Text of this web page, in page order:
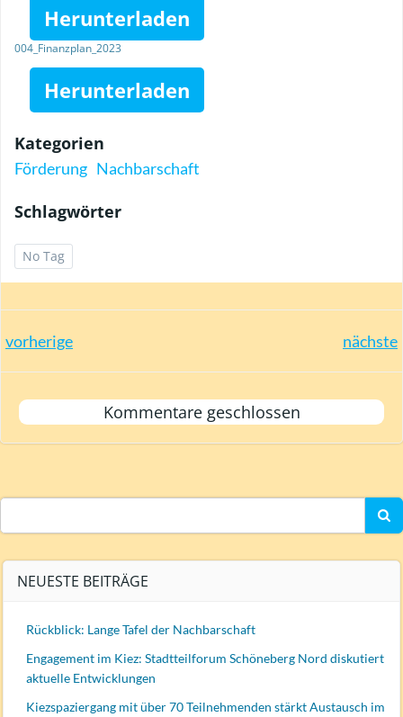
Herunterladen
004_Finanzplan_2023
Herunterladen
Kategorien
Förderung Nachbarschaft
Schlagwörter
No Tag
Post
navigation
vorherige
navigation
nächste
Kommentare geschlossen
for:
NEUESTE BEITRÄGE
Rückblick: Lange Tafel der Nachbarschaft
Engagement im Kiez: Stadtteilforum Schöneberg Nord diskutiert
aktuelle Entwicklungen
Kiezspaziergang mit über 70 Teilnehmenden stärkt Austausch im